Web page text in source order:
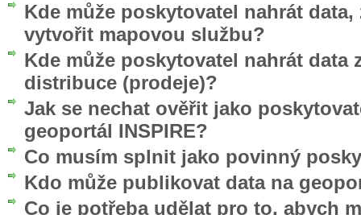
Kde může poskytovatel nahrát data,
vytvořit mapovou službu?
Kde může poskytovatel nahrát data
distribuce (prodeje)?
Jak se nechat ověřit jako
geoportál INSPIRE?
Co musím splnit jako povinný
Kdo může publikovat data na
Co je potřeba udělat pro to, abych